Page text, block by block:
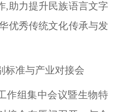
,助力提升民族语言文字
优秀传统文化传承与发
标准与产业对接会
作组集中会议暨生物特